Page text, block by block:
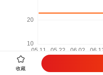
相关商品
收藏